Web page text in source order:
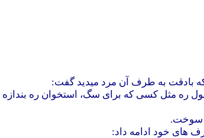
بادقت به طرف آن مرد میدید گفت:
ره مثل کسی که برای سگ، استخوان ره بندازه
سوخت.
های خود ادامه داد: